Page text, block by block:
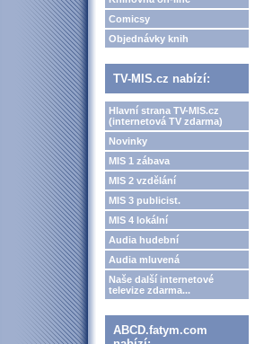
Comicsy
Objednávky knih
TV-MIS.cz nabízí:
Hlavní strana TV-MIS.cz
(internetová TV zdarma)
Novinky
MIS 1 zábava
MIS 2 vzdělání
MIS 3 publicist.
MIS 4 lokální
Audia hudební
Audia mluvená
Naše další internetové
televize zdarma...
ABCD.fatym.com